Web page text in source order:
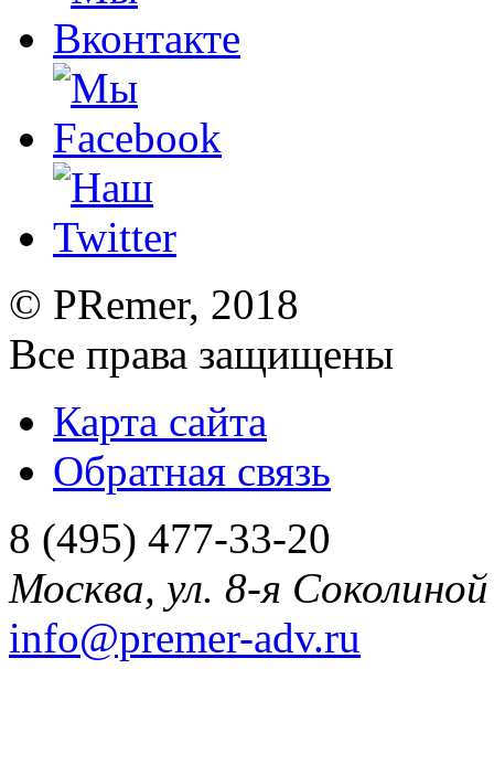
© PRemer, 2018
Все права защищены
Карта сайта
Обратная связь
8 (495) 477-33-20
Москва, ул. 8-я
info@premer-adv.ru